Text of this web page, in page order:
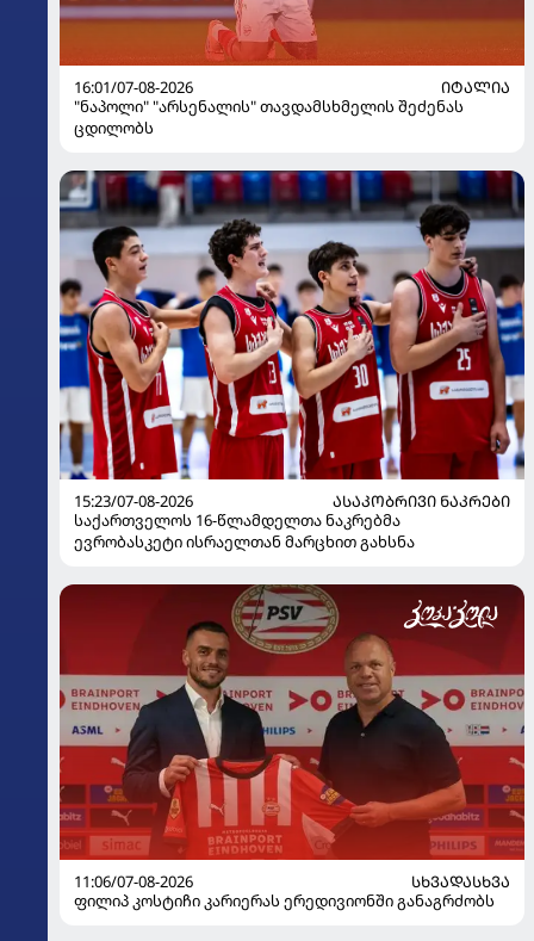
16:01/07-08-2026
ᲘᲢᲐᲚᲘᲐ
"ნაპოლი" "არსენალის" თავდამსხმელის შეძენას
ცდილობს
15:23/07-08-2026
ᲐᲡᲐᲙᲝᲑᲠᲘᲕᲘ ᲜᲐᲙᲠᲔᲑᲘ
საქართველოს 16-წლამდელთა ნაკრებმა
ევრობასკეტი ისრაელთან მარცხით გახსნა
11:06/07-08-2026
ᲡᲮᲕᲐᲓᲐᲡᲮᲕᲐ
ფილიპ კოსტიჩი კარიერას ერედივიონში განაგრძობს